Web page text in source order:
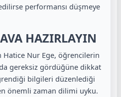
performansı düşmeye
HAZIRLAYIN
Hatice Nur Ege, öğrencilerin
gereksiz gördüğüne dikkat
bilgileri düzenlediği
önemli zaman dilimi uyku.